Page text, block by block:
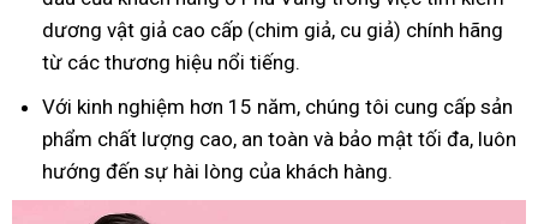
dương vật giả cao cấp (chim giả, cu giả) chính hãng
từ các thương hiệu nổi tiếng.
Với kinh nghiệm hơn 15 năm, chúng tôi cung cấp sản
phẩm chất lượng cao, an toàn và bảo mật tối đa, luôn
hướng đến sự hài lòng của khách hàng.